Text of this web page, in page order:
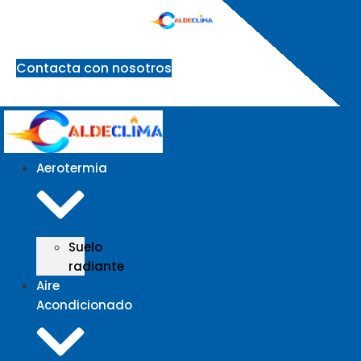
Contacta con nosotros
Aerotermia
Suelo
radiante
Aire
Acondicionado